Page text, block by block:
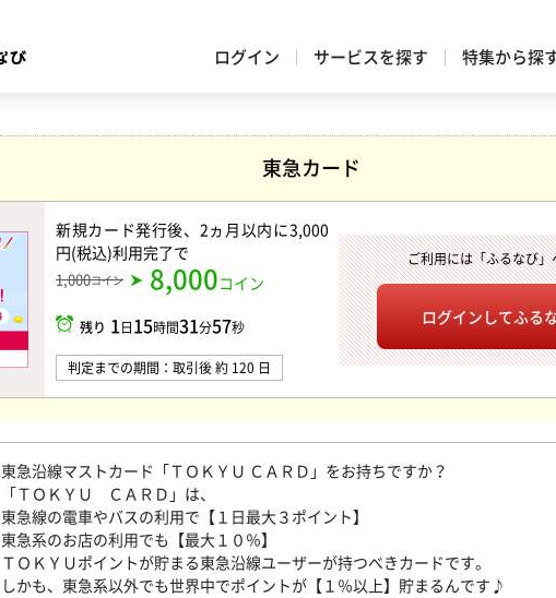
ログイン サービスを探す 特集から探
東急カード
新規カード発行後、2ヵ月以内に3,000
円(税込)利用完了で
1,000コイン 8,000コイン
残り 1日15時間31分56秒
判定までの期間：取引後 約 120 日
ご利用には「ふるなび
ログインしてふる
東急沿線マストカード「ＴＯＫＹＵ ＣＡＲＤ」をお持ちですか？
「ＴＯＫＹＵ ＣＡＲＤ」は、
東急線の電車やバスの利用で【１日最大３ポイント】
東急系のお店の利用でも【最大１０％】
ＴＯＫＹＵポイントが貯まる東急沿線ユーザーが持つべきカードです。
しかも、東急系以外でも世界中でポイントが【１％以上】貯まるんです♪